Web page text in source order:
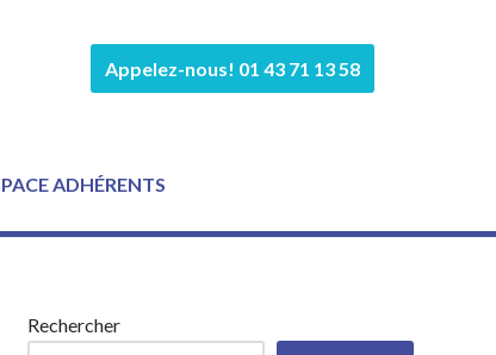
Appelez-nous! 01 43 71 13 58
ADHÉRENTS
Rechercher